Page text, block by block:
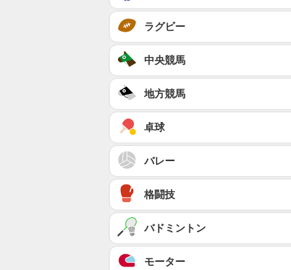
ラグビー
中央競馬
地方競馬
卓球
バレー
格闘技
バドミントン
モーター